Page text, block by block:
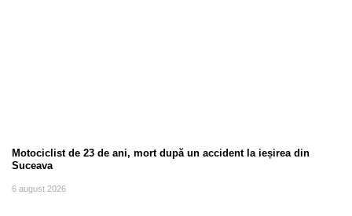
Motociclist de 23 de ani, mort după un accident la ieșirea din
Suceava
6 august 2026